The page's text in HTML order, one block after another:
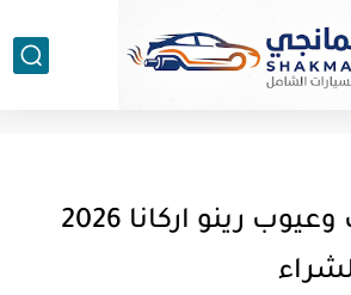
اهم 7 مميزات وعيوب رينو اركانا 2026